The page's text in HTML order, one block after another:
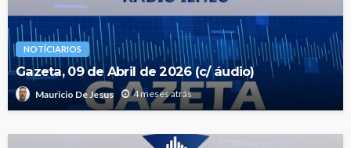
NOTÍCIARIOS
Gazeta, 09 de Abril de 2026 (c/ áudio)
Mauricio De Jesus 4 meses atrás